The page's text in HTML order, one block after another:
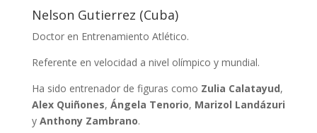
Nelson Gutierrez (Cuba)
Doctor en Entrenamiento Atlético.
Referente en velocidad a nivel olímpico y mundial.
Ha sido entrenador de figuras como Zulia Calatayud,
Alex Quiñones, Ángela Tenorio, Marizol Landázuri
y Anthony Zambrano.